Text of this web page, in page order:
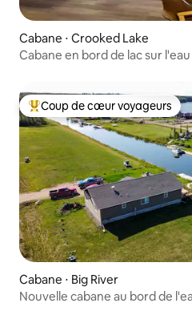
Cabane ⋅ Crooked Lake
Cabane en bord de lac sur l'eau
Coups de cœur voyageurs les
Coup de cœur voyageurs
Cabane ⋅ Big River
Nouvelle cabane au bord de